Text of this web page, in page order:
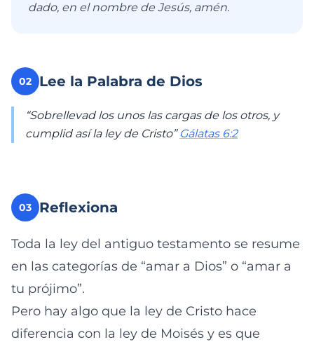
dado, en el nombre de Jesús, amén.
02 Lee la Palabra de Dios
“Sobrellevad los unos las cargas de los otros, y
cumplid así la ley de Cristo” Gálatas 6:2
03 Reflexiona
Toda la ley del antiguo testamento se resume
en las categorías de “amar a Dios” o “amar a
tu prójimo”.
Pero hay algo que la ley de Cristo hace
diferencia con la ley de Moisés y es que